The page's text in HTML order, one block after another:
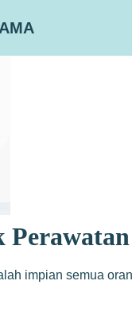
impian semua